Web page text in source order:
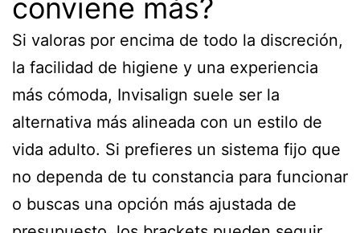
conviene más?
Si valoras por encima de todo la discreción,
la facilidad de higiene y una experiencia
más cómoda, Invisalign suele ser la
alternativa más alineada con un estilo de
vida adulto. Si prefieres un sistema fijo que
no dependa de tu constancia para funcionar
o buscas una opción más ajustada de